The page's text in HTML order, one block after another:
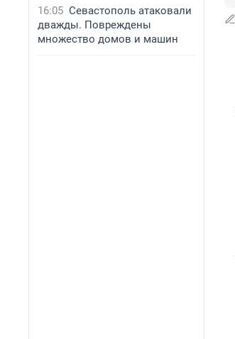
16:05 Севастополь атаковали
дважды. Повреждены
множество домов и машин